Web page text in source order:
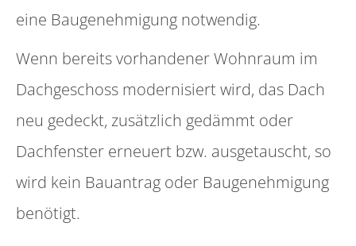
eine Baugenehmigung notwendig.
Wenn bereits vorhandener Wohnraum im
Dachgeschoss modernisiert wird, das Dach
neu gedeckt, zusätzlich gedämmt oder
Dachfenster erneuert bzw. ausgetauscht, so
wird kein Bauantrag oder Baugenehmigung
benötigt.